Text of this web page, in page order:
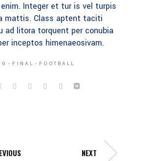
Integer et tur is vel turpis
mattis. Class aptent taciti
ad litora torquent per conubia
inceptos himenaeosivam.
FINAL FOOTBALL
NEXT